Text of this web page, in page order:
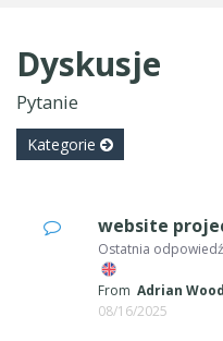
Dyskusje
Pytanie
Kategorie
website
Ostatnia odpowiedź
From Adrian Wood
08/16/2025